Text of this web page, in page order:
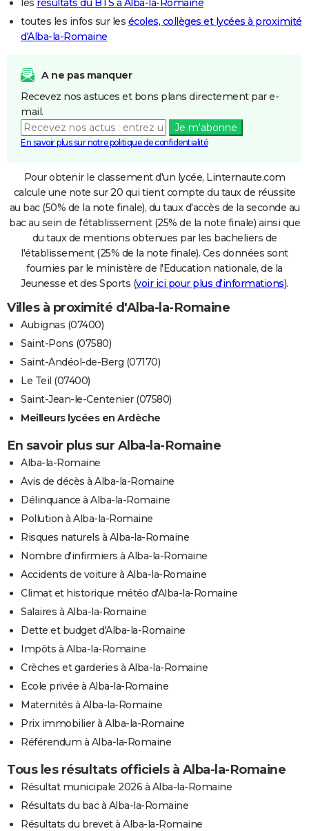
les résultats du BTS à Alba-la-Romaine
toutes les infos sur les écoles, collèges et lycées à proximité
d'Alba-la-Romaine
A ne pas manquer
Recevez nos astuces et bons plans directement par e-
mail.
Je m'abonne
En savoir plus sur notre politique de confidentialité
Pour obtenir le classement d'un lycée, Linternaute.com
calcule une note sur 20 qui tient compte du taux de réussite
au bac (50% de la note finale), du taux d'accès de la seconde au
bac au sein de l'établissement (25% de la note finale) ainsi que
du taux de mentions obtenues par les bacheliers de
l'établissement (25% de la note finale). Ces données sont
fournies par le ministère de l'Education nationale, de la
Jeunesse et des Sports (voir ici pour plus d'informations).
Villes à proximité d'Alba-la-Romaine
Aubignas (07400)
Saint-Pons (07580)
Saint-Andéol-de-Berg (07170)
Le Teil (07400)
Saint-Jean-le-Centenier (07580)
Meilleurs lycées en Ardèche
En savoir plus sur Alba-la-Romaine
Alba-la-Romaine
Avis de décès à Alba-la-Romaine
Délinquance à Alba-la-Romaine
Pollution à Alba-la-Romaine
Risques naturels à Alba-la-Romaine
Nombre d'infirmiers à Alba-la-Romaine
Accidents de voiture à Alba-la-Romaine
Climat et historique météo d'Alba-la-Romaine
Salaires à Alba-la-Romaine
Dette et budget d'Alba-la-Romaine
Impôts à Alba-la-Romaine
Crèches et garderies à Alba-la-Romaine
Ecole privée à Alba-la-Romaine
Maternités à Alba-la-Romaine
Prix immobilier à Alba-la-Romaine
Référendum à Alba-la-Romaine
Tous les résultats officiels à Alba-la-Romaine
Résultat municipale 2026 à Alba-la-Romaine
Résultats du bac à Alba-la-Romaine
Résultats du brevet à Alba-la-Romaine